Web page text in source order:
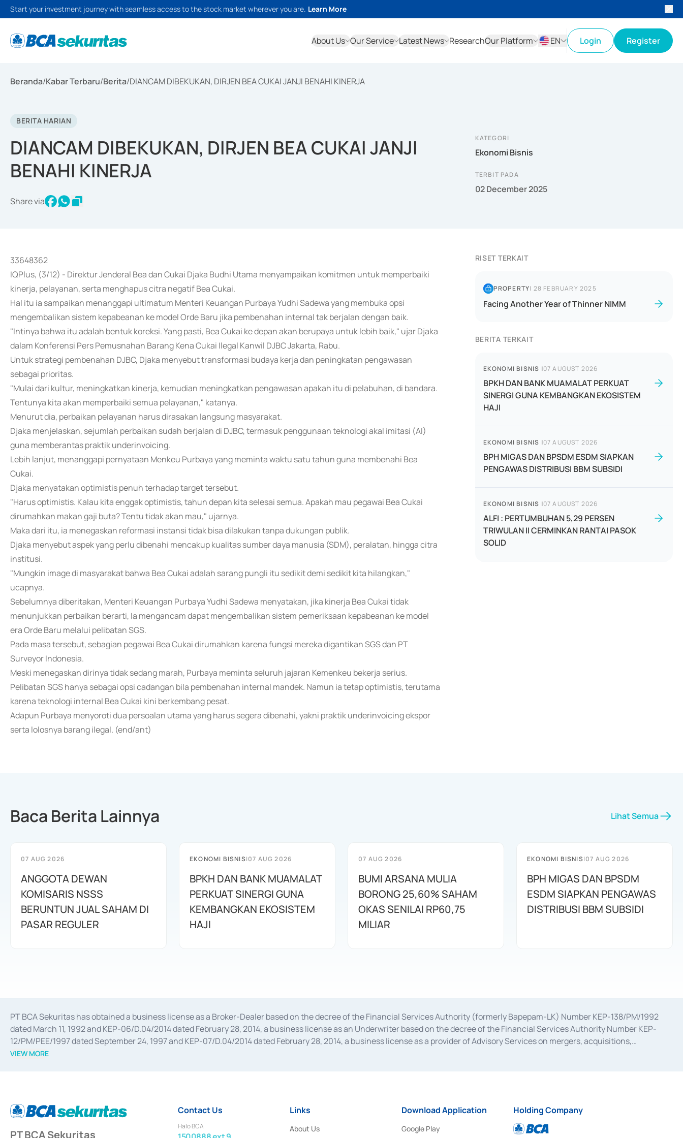
Start your investment journey with seamless access to the stock market wherever you are. Learn More
About Us Our Service Latest News ResearchOur Platform
EN
Login Register
Beranda/Kabar Terbaru/Berita/DIANCAM DIBEKUKAN, DIRJEN BEA CUKAI JANJI BENAHI KINERJA
BERITA HARIAN
DIANCAM DIBEKUKAN, DIRJEN BEA CUKAI JANJI
BENAHI KINERJA
Share via
KATEGORI
Ekonomi Bisnis
TERBIT PADA
02 December 2025
33648362
IQPlus, (3/12) - Direktur Jenderal Bea dan Cukai Djaka Budhi Utama menyampaikan komitmen untuk memperbaiki
kinerja, pelayanan, serta menghapus citra negatif Bea Cukai.
Hal itu ia sampaikan menanggapi ultimatum Menteri Keuangan Purbaya Yudhi Sadewa yang membuka opsi
mengembalikan sistem kepabeanan ke model Orde Baru jika pembenahan internal tak berjalan dengan baik.
"Intinya bahwa itu adalah bentuk koreksi. Yang pasti, Bea Cukai ke depan akan berupaya untuk lebih baik," ujar Djaka
dalam Konferensi Pers Pemusnahan Barang Kena Cukai Ilegal Kanwil DJBC Jakarta, Rabu.
Untuk strategi pembenahan DJBC, Djaka menyebut transformasi budaya kerja dan peningkatan pengawasan
sebagai prioritas.
"Mulai dari kultur, meningkatkan kinerja, kemudian meningkatkan pengawasan apakah itu di pelabuhan, di bandara.
Tentunya kita akan memperbaiki semua pelayanan," katanya.
Menurut dia, perbaikan pelayanan harus dirasakan langsung masyarakat.
Djaka menjelaskan, sejumlah perbaikan sudah berjalan di DJBC, termasuk penggunaan teknologi akal imitasi (AI)
guna memberantas praktik underinvoicing.
Lebih lanjut, menanggapi pernyataan Menkeu Purbaya yang meminta waktu satu tahun guna membenahi Bea
Cukai.
Djaka menyatakan optimistis penuh terhadap target tersebut.
"Harus optimistis. Kalau kita enggak optimistis, tahun depan kita selesai semua. Apakah mau pegawai Bea Cukai
dirumahkan makan gaji buta? Tentu tidak akan mau," ujarnya.
Maka dari itu, ia menegaskan reformasi instansi tidak bisa dilakukan tanpa dukungan publik.
Djaka menyebut aspek yang perlu dibenahi mencakup kualitas sumber daya manusia (SDM), peralatan, hingga citra
institusi.
"Mungkin image di masyarakat bahwa Bea Cukai adalah sarang pungli itu sedikit demi sedikit kita hilangkan,"
ucapnya.
Sebelumnya diberitakan, Menteri Keuangan Purbaya Yudhi Sadewa menyatakan, jika kinerja Bea Cukai tidak
menunjukkan perbaikan berarti, Ia mengancam dapat mengembalikan sistem pemeriksaan kepabeanan ke model
era Orde Baru melalui pelibatan SGS.
Pada masa tersebut, sebagian pegawai Bea Cukai dirumahkan karena fungsi mereka digantikan SGS dan PT
Surveyor Indonesia.
Meski menegaskan dirinya tidak sedang marah, Purbaya meminta seluruh jajaran Kemenkeu bekerja serius.
Pelibatan SGS hanya sebagai opsi cadangan bila pembenahan internal mandek. Namun ia tetap optimistis, terutama
karena teknologi internal Bea Cukai kini berkembang pesat.
Adapun Purbaya menyoroti dua persoalan utama yang harus segera dibenahi, yakni praktik underinvoicing ekspor
serta lolosnya barang ilegal. (end/ant)
RISET TERKAIT
PROPERTY| 28 FEBRUARY 2025
Facing Another Year of Thinner NIMM
BERITA TERKAIT
EKONOMI BISNIS |07 AUGUST 2026
BPKH DAN BANK MUAMALAT PERKUAT
SINERGI GUNA KEMBANGKAN EKOSISTEM
HAJI
EKONOMI BISNIS |07 AUGUST 2026
BPH MIGAS DAN BPSDM ESDM SIAPKAN
PENGAWAS DISTRIBUSI BBM SUBSIDI
EKONOMI BISNIS |07 AUGUST 2026
ALFI : PERTUMBUHAN 5,29 PERSEN
TRIWULAN II CERMINKAN RANTAI PASOK
SOLID
Baca Berita Lainnya Lihat Semua
07 AUG 2026
ANGGOTA DEWAN
KOMISARIS NSSS
BERUNTUN JUAL SAHAM DI
PASAR REGULER
EKONOMI BISNIS|07 AUG 2026
BPKH DAN BANK MUAMALAT
PERKUAT SINERGI GUNA
KEMBANGKAN EKOSISTEM
HAJI
07 AUG 2026
BUMI ARSANA MULIA
BORONG 25,60% SAHAM
OKAS SENILAI RP60,75
MILIAR
EKONOMI BISNIS|07 AUG 2026
BPH MIGAS DAN BPSDM
ESDM SIAPKAN PENGAWAS
DISTRIBUSI BBM SUBSIDI
PT BCA Sekuritas has obtained a business license as a Broker-Dealer based on the decree of the Financial Services Authority (formerly Bapepam-LK) Number KEP-138/PM/1992
dated March 11, 1992 and KEP-06/D.04/2014 dated February 28, 2014, a business license as an Underwriter based on the decree of the Financial Services Authority Number KEP-
12/PM/PEE/1997 dated September 24, 1997 and KEP-07/D.04/2014 dated February 28, 2014, a business license as a provider of Advisory Services on mergers, acquisitions,
divestments, and joint ventures based on the decree of the Financial Services Authority Number S-67/PM.21/2014 dated February 28, 2014, a business license as a provider of
Settlement of Commercial Paper Transactions whose license was issued in 2018.
VIEW MORE
PT BCA Sekuritas
Contact Us
Halo BCA
Links
About Us
Download Application
Google Play
Holding Company